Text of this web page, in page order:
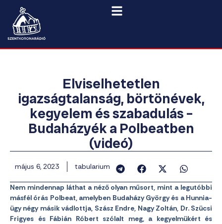
Elviselhetetlen
igazságtalanság, börtönévek,
kegyelem és szabadulás –
Budaházyék a Polbeatben
(videó)
május 6, 2023 tabularium
Nem mindennap láthat a néző olyan műsort, mint a legutóbbi
másfél órás Polbeat, amelyben Budaházy György és a Hunnia-
ügy négy másik vádlottja, Szász Endre, Nagy Zoltán, Dr. Szücsi
Frigyes és Fábián Róbert szólalt meg, a kegyelmükért és